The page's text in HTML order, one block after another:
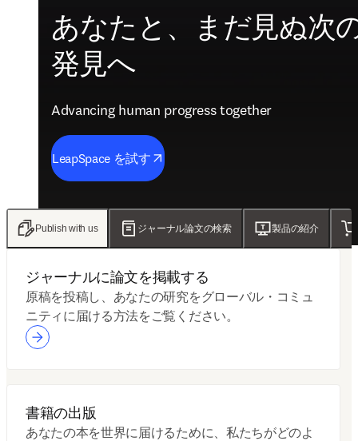
あなたと、まだ見ぬ次
発見へ
Advancing human progress together
LeapSpace を試す
看護師が語る AI、信頼
医療の未来
Advancing human progress together
調査結果を見る
次世代AI機能で臨床医
信頼を高める
Advancing human progress together
新しい ClinicalKey AI をご紹介します
より良いR＆D成果のた
めに本当に大切なこと
Advancing human progress together
記事を読む
Publish with us ジャーナル論文の検索 製品の紹介
ジャーナルに論文を掲載する
原稿を投稿し、あなたの研究をグローバル・コミュ
ニティに届ける方法をご覧ください。
書籍の出版
あなたの本を世界に届けるために、私たちがどのよ